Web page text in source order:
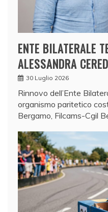
ENTE BILATERALE
ALESSANDRA
30 Luglio 2026
Rinnovo dell’Ente
organismo paritetico
Bergamo, Filcams-Cgil